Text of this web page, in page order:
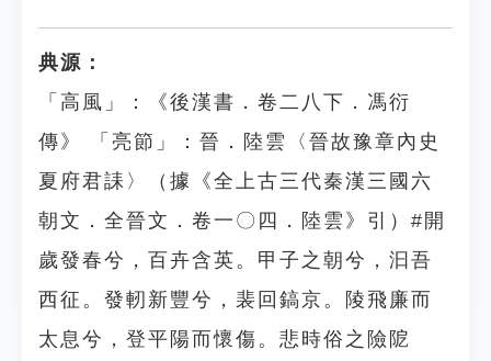
典源：
「高風」：《後漢書．卷二八下．馮衍
傳》 「亮節」：晉．陸雲〈晉故豫章內史
夏府君誄〉（據《全上古三代秦漢三國六
朝文．全晉文．卷一〇四．陸雲》引）#開
歲發春兮，百卉含英。甲子之朝兮，汩吾
西征。發軔新豐兮，裴回鎬京。陵飛廉而
太息兮，登平陽而懷傷。悲時俗之險阸